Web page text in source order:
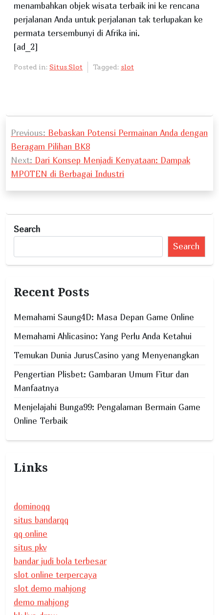
menambahkan objek wisata terbaik ini ke rencana
perjalanan Anda untuk perjalanan tak terlupakan ke
permata tersembunyi di Afrika ini.
[ad_2]
Posted in: Situs Slot Tagged: slot
o
s
n
v
a
Previous: Bebaskan Potensi Permainan Anda dengan
Beragam Pilihan BK8
Next: Dari Konsep Menjadi Kenyataan: Dampak
MPOTEN di Berbagai Industri
Search
Search
Recent Posts
Memahami Saung4D: Masa Depan Game Online
Memahami Ahlicasino: Yang Perlu Anda Ketahui
Temukan Dunia JurusCasino yang Menyenangkan
Pengertian Plisbet: Gambaran Umum Fitur dan
Manfaatnya
Menjelajahi Bunga99: Pengalaman Bermain Game
Online Terbaik
Links
dominoqq
situs bandarqq
qq online
situs pkv
bandar judi bola terbesar
slot online terpercaya
slot demo mahjong
demo mahjong